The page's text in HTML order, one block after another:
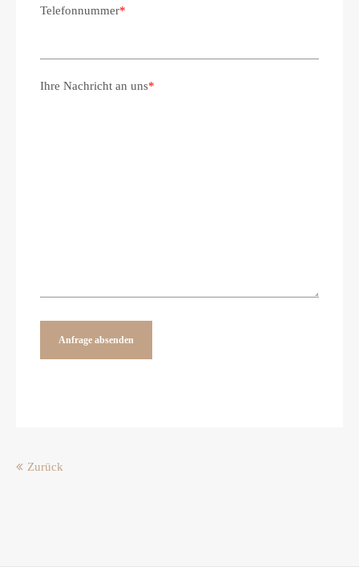
Telefonnummer*
Ihre Nachricht an uns*
Anfrage absenden
Zurück